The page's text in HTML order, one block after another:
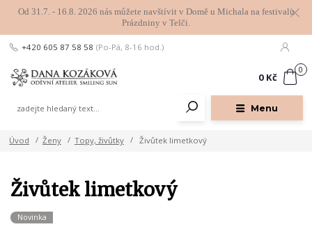
Od 31.7. - 16.8. 2026 nás můžete navštívit v Domě u Michala na festivalu
Prázdniny v Telči.
Menu
+420 605 87 58 58 (Po-Pá, 8-16 hod.)
0
0 Kč
Úvod Ženy Topy, živůtky Živůtek limetkový
Živůtek limetkový
Novinka